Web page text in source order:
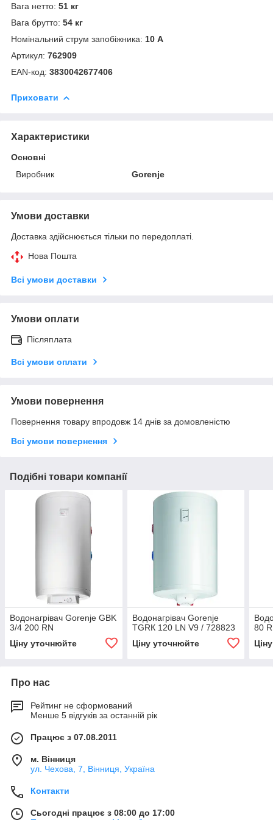
Вага нетто: 51 кг
Вага брутто: 54 кг
Номінальний струм запобіжника: 10 А
Артикул: 762909
ЕАN-код: 3830042677406
Приховати
Характеристики
Основні
Виробник
Gorenje
Умови доставки
Доставка здійснюється тільки по передоплаті.
Нова Пошта
Всі умови доставки
Умови оплати
Післяплата
Всі умови оплати
Умови повернення
Повернення товару впродовж 14 днів за домовленістю
Всі умови повернення
Подібні товари компанії
Водонагрівач Gorenje GBK
3/4 200 RN
Ціну уточнюйте
Водонагрівач Gorenje
TGRК 120 LN V9 / 728823
Ціну уточнюйте
80
Про нас
Рейтинг не сформований
Менше 5 відгуків за останній рік
Працює з 07.08.2011
м. Вінниця
ул. Чехова, 7, Вінниця, Україна
Контакти
Сьогодні працює з 08:00 до 17:00